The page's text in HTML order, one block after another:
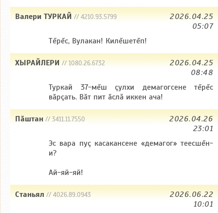
Валери ТУРКАЙ// 4210.93.5799
2026.04.25
05:07
Тĕрĕс, Вулакан! Килĕшетĕп!
ХЫРАЙЛЕРИ// 1080.26.6732
2026.04.25
08:48
Туркай 37-мĕш çулхи демагогсене тĕрĕс
вăрçать. Вăт пит ăслă иккен ача!
Пăштан// 3411.11.7550
2026.04.26
23:01
Эс вара пуç касакансене «демагог» теесшĕн-
и?
Ай-яй-яй!
Станьял// 4026.89.0943
2026.06.22
10:01